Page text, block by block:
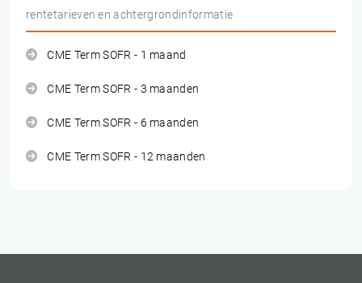
rentetarieven en achtergrondinformatie
CME Term SOFR - 1 maand
CME Term SOFR - 3 maanden
CME Term SOFR - 6 maanden
CME Term SOFR - 12 maanden